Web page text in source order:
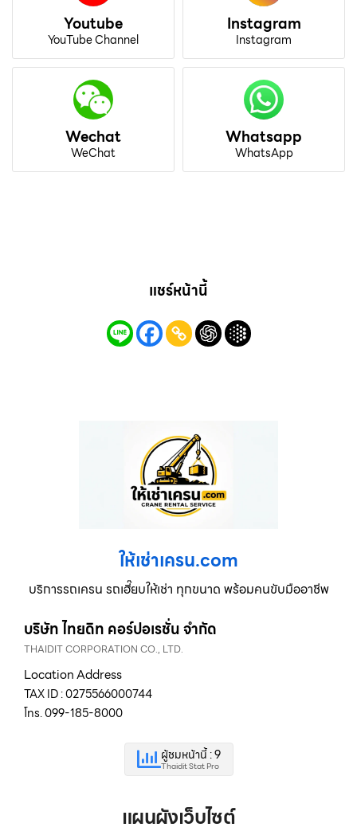
Youtube
YouTube Channel
Instagram
Instagram
Wechat
WeChat
Whatsapp
WhatsApp
แชร์หน้านี้
ให้เช่าเครน.com
บริการรถเครน รถเฮี๊ยบให้เช่า ทุกขนาด พร้อมคนขับมืออาชีพ
บริษัท ไทยดิท คอร์ปอเรชั่น จำกัด
THAIDIT CORPORATION CO., LTD.
Location Address
TAX ID : 0275566000744
โทร. 099-185-8000
ผู้ชมหน้านี้ : 9
Thaidit Stat Pro
แผนผังเว็บไซต์